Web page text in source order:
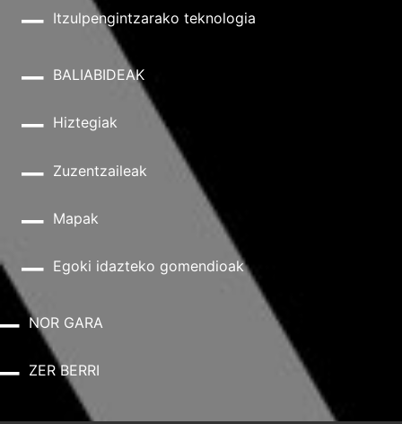
Itzulpengintzarako teknologia
BALIABIDEAK
Hiztegiak
Zuzentzaileak
Mapak
Egoki idazteko gomendioak
NOR GARA
ZER BERRI